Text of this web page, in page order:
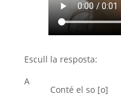
Escull la resposta:
A
Conté el so [o]